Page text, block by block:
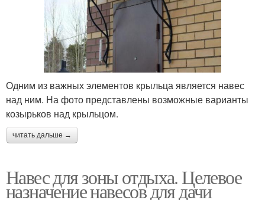
Одним из важных элементов крыльца является навес
над ним. На фото представлены возможные варианты
козырьков над крыльцом.
читать дальше →
Навес для зоны отдыха. Целевое
назначение навесов для дачи